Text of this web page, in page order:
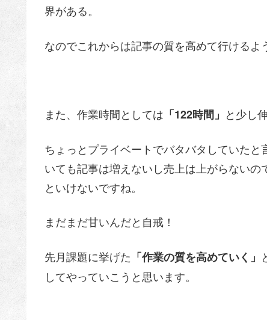
界がある。
なのでこれからは記事の質を高めて行けるよ
また、作業時間としては 「122時間」 と少し
ちょっとプライベートでバタバタしていた
いても記事は増えないし売上は上がらない
といけないですね。
まだまだ甘いんだと自戒！
先月課題に挙げた 「作業の質を高めていく」
してやっていこうと思います。